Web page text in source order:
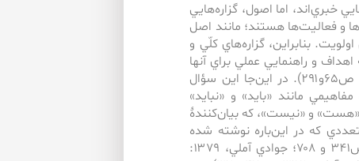
خبري‌اند،‌ اما اصول، گزاره‌هايي
و فعاليت‌ها هستند؛ مانند اصل
بنابراين، گزاره‌هاي كلّي و
و راهنمايي عملي براي آن­ها
هستند، «اصول» ناميده مي‌شوند (جمعي از نويسندگان، ۱۳۹۱: ص۶۵و۲۹۱). در اين‌جا اين سؤال
مانند «بايد» و «نبايد»
و «نيست»، كه بيان‌كنندۀ
كه در اين‌باره نوشته شده
است، مي­يابيم (ر.ك: مطهّري، ۱۳۸۷: ج۲، ص ۸۲_۸۴؛ ج۱۳، ص۳۴۱ و ۷۰۸؛ جوادي آملي، ۱۳۷۹: